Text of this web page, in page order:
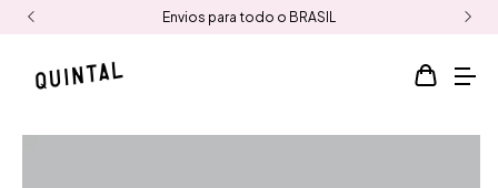
Envios para todo o BRASIL